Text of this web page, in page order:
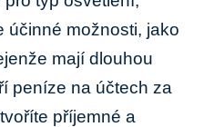
účinné možnosti,‌ jako
mají dlouhou⁣
peníze na účtech za
příjemné a